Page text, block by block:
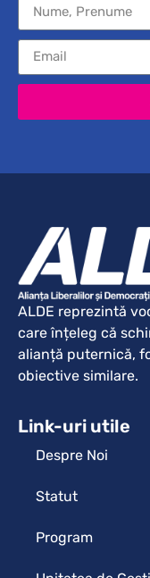
ALDE reprezintă
care înțeleg că
alianță puternică,
obiective similare.
Link-uri utile
Despre Noi
Statut
Program